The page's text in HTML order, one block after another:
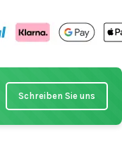
Schreiben Sie uns